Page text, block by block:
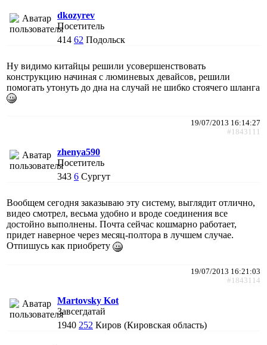
dkozyrev
Посетитель
414 62 Подольск
Ну видимо китайцы решили усовершенствовать
конструкцию начиная с люминевых девайсов, решили
помогать утонуть до дна на случай не шибко стоячего шланга
19/07/2013 16:14:27
#1843111
zhenya590
Посетитель
343 6 Сургут
Вообщем сегодня заказываю эту систему, выглядит отлично,
видео смотрел, весьма удобно и вроде соединения все
достойно выполнены. Почта сейчас кошмарно работает,
придет наверное через месяц-полтора в лучшем случае.
Отпишусь как приобрету
19/07/2013 16:21:03
#1843114
Martovsky Kot
Завсегдатай
1940 252 Киров (Кировская область)